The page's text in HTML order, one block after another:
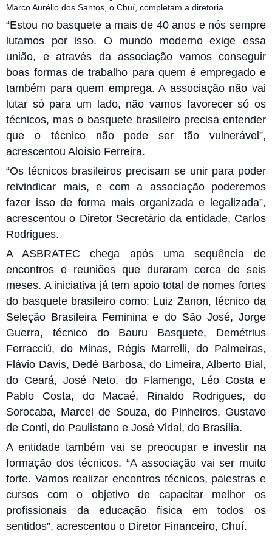
Marco Aurélio dos Santos, o Chuí, completam a diretoria.
“Estou no basquete a mais de 40 anos e nós sempre
lutamos por isso. O mundo moderno exige essa
união, e através da associação vamos conseguir
boas formas de trabalho para quem é empregado e
também para quem emprega. A associação não vai
lutar só para um lado, não vamos favorecer só os
técnicos, mas o basquete brasileiro precisa entender
que o técnico não pode ser tão vulnerável”,
acrescentou Aloísio Ferreira.
“Os técnicos brasileiros precisam se unir para poder
reivindicar mais, e com a associação poderemos
fazer isso de forma mais organizada e legalizada”,
acrescentou o Diretor Secretário da entidade, Carlos
Rodrigues.
A ASBRATEC chega após uma sequência de
encontros e reuniões que duraram cerca de seis
meses. A iniciativa já tem apoio total de nomes fortes
do basquete brasileiro como: Luiz Zanon, técnico da
Seleção Brasileira Feminina e do São José, Jorge
Guerra, técnico do Bauru Basquete, Demétrius
Ferracciú, do Minas, Régis Marrelli, do Palmeiras,
Flávio Davis, Dedé Barbosa, do Limeira, Alberto Bial,
do Ceará, José Neto, do Flamengo, Léo Costa e
Pablo Costa, do Macaé, Rinaldo Rodrigues, do
Sorocaba, Marcel de Souza, do Pinheiros, Gustavo
de Conti, do Paulistano e José Vidal, do Brasília.
A entidade também vai se preocupar e investir na
formação dos técnicos. “A associação vai ser muito
forte. Vamos realizar encontros técnicos, palestras e
cursos com o objetivo de capacitar melhor os
profissionais da educação física em todos os
sentidos”, acrescentou o Diretor Financeiro, Chuí.